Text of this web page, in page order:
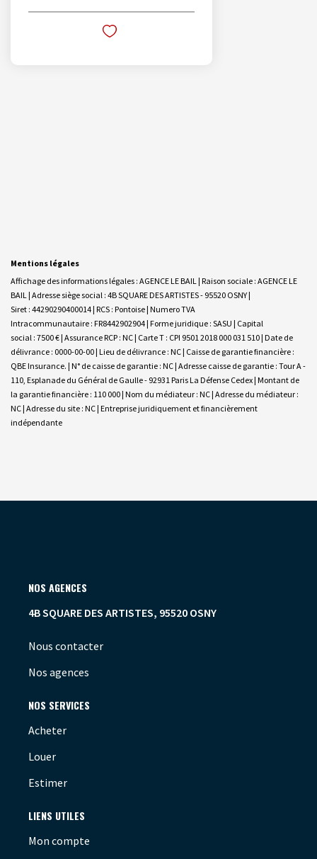
Mentions légales
Affichage des informations légales : AGENCE LE BAIL | Raison sociale : AGENCE LE
BAIL | Adresse siège social : 4B SQUARE DES ARTISTES - 95520 OSNY |
Siret : 44290290400014 | RCS : Pontoise | Numero TVA
Intracommunautaire : FR8442902904 | Forme juridique : SASU | Capital
social : 7500 € | Assurance RCP : NC | Carte T : CPI 9501 2018 000 031 510 | Date de
délivrance : 0000-00-00 | Lieu de délivrance : NC | Caisse de garantie financière :
QBE Insurance. | N° de caisse de garantie : NC | Adresse caisse de garantie : Tour A -
110, Esplanade du Général de Gaulle - 92931 Paris La Défense Cedex | Montant de
la garantie financière : 110 000 | Nom du médiateur : NC | Adresse du médiateur :
NC | Adresse du site : NC | Entreprise juridiquement et financièrement
indépendante
NOS AGENCES
4B SQUARE DES ARTISTES, 95520 OSNY
Nous contacter
Nos agences
NOS SERVICES
Acheter
Louer
Estimer
LIENS UTILES
Mon compte